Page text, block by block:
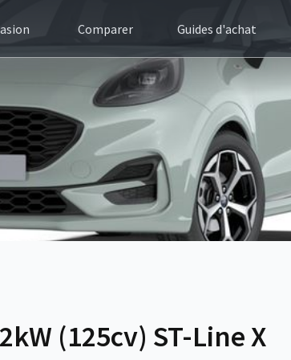
Comparer Guides d'achat
(125cv) ST-Line X